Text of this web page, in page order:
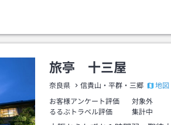
旅亭 十三屋
奈良県 信貴山・平群・三郷
地図
お客様アンケート評価
対象外
るるぶトラベル評価
集計中